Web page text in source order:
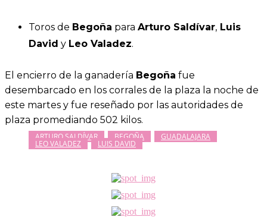
Toros de Begoña para Arturo Saldívar, Luis
David y Leo Valadez.
El encierro de la ganadería Begoña fue
desembarcado en los corrales de la plaza la noche de
este martes y fue reseñado por las autoridades de
plaza promediando 502 kilos.
ARTURO SALDÍVAR BEGOÑA GUADALAJARA
LEO VALADEZ LUIS DAVID